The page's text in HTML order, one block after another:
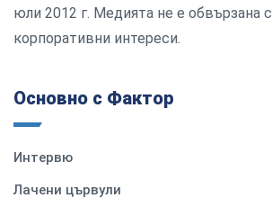
юли 2012 г. Медията не е обвързана
корпоративни интереси.
Основно с Фактор
Интервю
Лачени цървули